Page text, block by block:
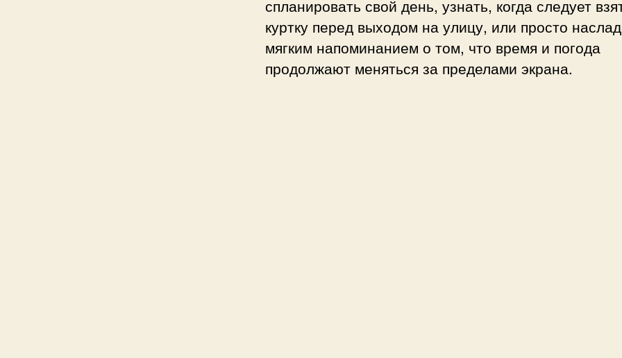
и
с
спланировать свой день, узнать, когда следует
куртку перед выходом на улицу, или просто
мягким напоминанием о том, что время и погода
продолжают меняться за пределами экрана.